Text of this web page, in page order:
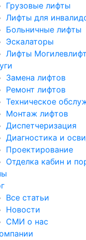
Грузовые лифты
Лифты для
Больничные лифты
Эскалаторы
Лифты
Замена лифтов
Ремонт лифтов
Техническое
Монтаж лифтов
Диспетчеризация
Диагностика и
Проектирование
Отделка кабин и
Все статьи
Новости
СМИ о нас